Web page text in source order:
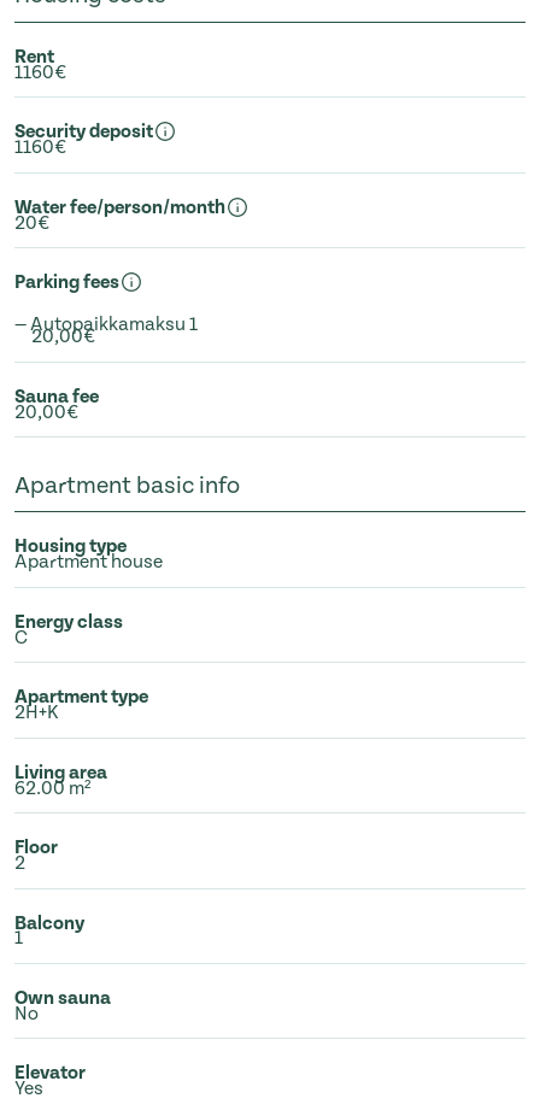
Rent
1160€
Security deposit
1160€
Water fee/person/month
20€
Parking fees
— Autopaikkamaksu 1
20,00€
Sauna fee
20,00€
Apartment basic info
Housing type
Apartment house
Energy class
C
Apartment type
2H+K
Living area
62.00 m²
Floor
2
Balcony
1
Own sauna
No
Elevator
Yes